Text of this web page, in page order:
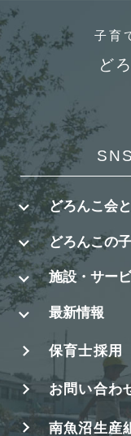
子育
ど
どろんこ会
どろんこの
施設・サー
最新情報
保育士採用
お問い合わ
南魚沼生産